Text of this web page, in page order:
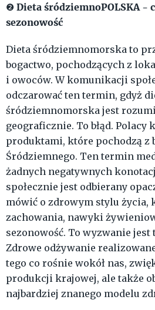
❷ Dieta śródziemnoPOLSKA -
sezonowość
Dieta śródziemnomorska to
bogactwo, pochodzących z
i owoców. W komunikacji
odczarować ten termin, gdyż
śródziemnomorska jest
geograficznie. To błąd. Polacy
produktami, które pochodzą z
Śródziemnego. Ten termin
żadnych negatywnych
społecznie jest odbierany
mówić o zdrowym stylu życia,
zachowania, nawyki
sezonowość. To wyzwanie jest
Zdrowe odżywanie
tego co rośnie wokół nas,
produkcji krajowej, ale także
najbardziej znanego modelu